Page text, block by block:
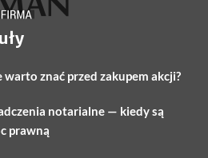
znać przed zakupem akcji?
notarialne — kiedy są
prawną